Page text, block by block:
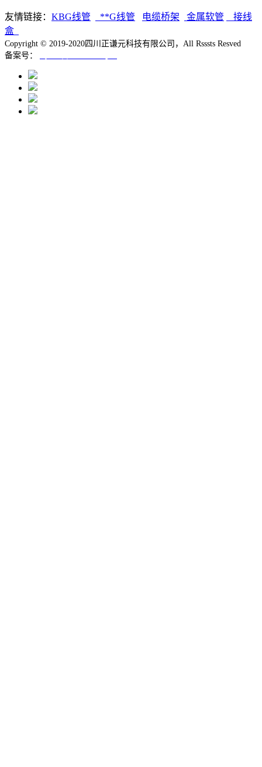
友情链接： KBG线管 **G线管 电缆桥架 金属软管
接线
盒
Copyright © 2019-2020四川正谦元科技有限公司，All Rsssts Resved
备案号：